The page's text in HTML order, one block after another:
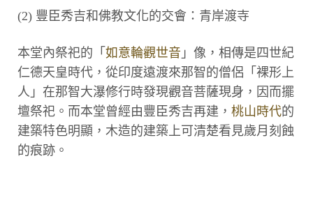
(2) 豐臣秀吉和佛教文化的交會：青岸渡寺
本堂內祭祀的「 如意輪觀世音 」像，相傳是四世紀
仁德天皇時代，從印度遠渡來那智的僧侶「裸形上
人」在那智大瀑修行時發現觀音菩薩現身，因而擺
壇祭祀。而本堂曾經由豐臣秀吉再建， 桃山時代的
建築特色明顯，木造的建築上可清楚看見歲月刻蝕
的痕跡。